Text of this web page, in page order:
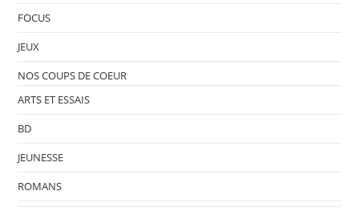
FOCUS
JEUX
NOS COUPS DE COEUR
ARTS ET ESSAIS
BD
JEUNESSE
ROMANS